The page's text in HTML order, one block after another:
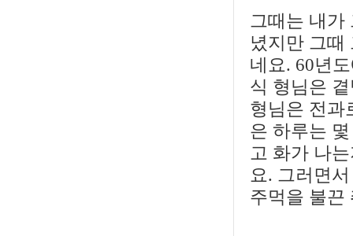
그때는 내가
녔지만 그때
네요. 60년
식 형님은
형님은 전과
은 하루는
고 화가 나
요. 그러면
주먹을 불끈